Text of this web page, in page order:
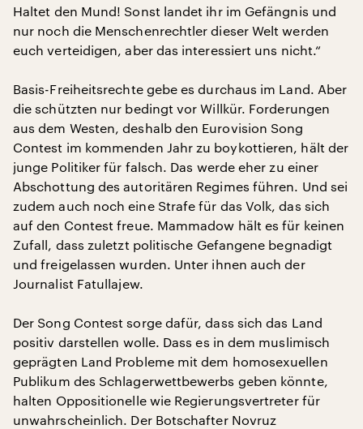
Haltet den Mund! Sonst landet ihr im Gefängnis und
nur noch die Menschenrechtler dieser Welt werden
euch verteidigen, aber das interessiert uns nicht.“
Basis-Freiheitsrechte gebe es durchaus im Land. Aber
die schützten nur bedingt vor Willkür. Forderungen
aus dem Westen, deshalb den Eurovision Song
Contest im kommenden Jahr zu boykottieren, hält der
junge Politiker für falsch. Das werde eher zu einer
Abschottung des autoritären Regimes führen. Und sei
zudem auch noch eine Strafe für das Volk, das sich
auf den Contest freue. Mammadow hält es für keinen
Zufall, dass zuletzt politische Gefangene begnadigt
und freigelassen wurden. Unter ihnen auch der
Journalist Fatullajew.
Der Song Contest sorge dafür, dass sich das Land
positiv darstellen wolle. Dass es in dem muslimisch
geprägten Land Probleme mit dem homosexuellen
Publikum des Schlagerwettbewerbs geben könnte,
halten Oppositionelle wie Regierungsvertreter für
unwahrscheinlich. Der Botschafter Novruz